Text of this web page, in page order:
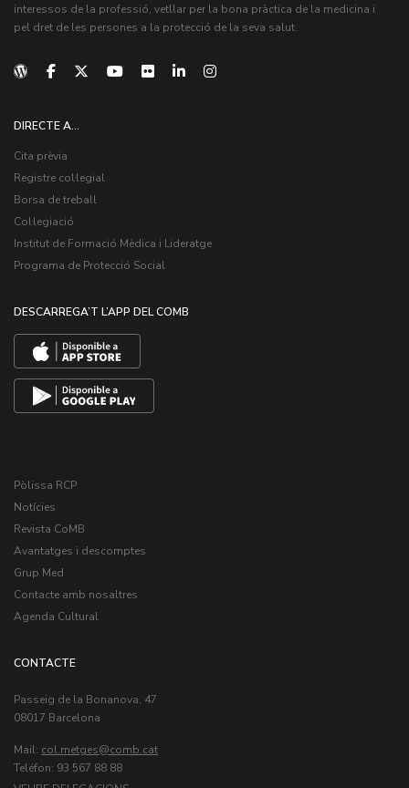
interessos de la professió, vetllar per la bona pràctica de la medicina i
pel dret de les persones a la protecció de la seva salut.
DIRECTE A...
Cita prèvia
Registre col·legial
Borsa de treball
Col·legiació
Institut de Formació Mèdica i Lideratge
Programa de Protecció Social
DESCARREGA’T L’APP DEL COMB
Pòlissa RCP
Notícies
Revista CoMB
Avantatges i descomptes
Grup Med
Contacte amb nosaltres
Agenda Cultural
CONTACTE
Passeig de la Bonanova, 47
08017 Barcelona
Mail: col.metges
Teléfon: 93 567 88 88